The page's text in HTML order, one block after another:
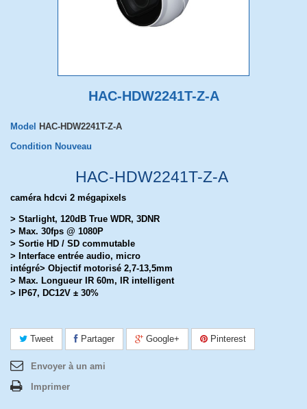
HAC-HDW2241T-Z-A
Model
HAC-HDW2241T-Z-A
Condition Nouveau
HAC-HDW2241T-Z-A
caméra hdcvi 2 mégapixels
> Starlight, 120dB True WDR, 3DNR
> Max. 30fps @ 1080P
> Sortie HD / SD commutable
> Interface entrée audio, micro
intégré> Objectif motorisé 2,7-13,5mm
> Max. Longueur IR 60m, IR intelligent
> IP67, DC12V ± 30%
Tweet Partager Google+ Pinterest
Envoyer à un ami
Imprimer